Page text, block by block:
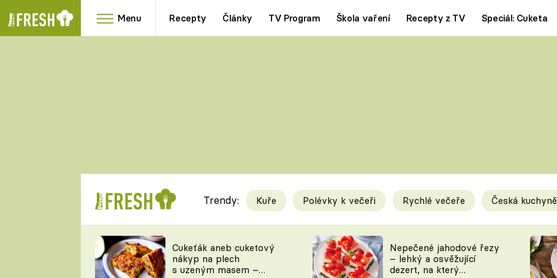
Menu Recepty Články TV Program Škola vaření Recepty z TV Speciál: Cuketa
RYCHLOVKY
Videorecepty
TEĎ VAŘÍ ŠÉF!
Tipy a triky
KAM ZA JÍDLEM
Novinky
Trendy: Kuře Polévky k večeři Rychlé večeře Česká kuchyně
Cukeťák aneb cuketový
nákyp na plech
s uzeným masem –
Nepečené jahodové řezy
– lehký a osvěžující
dezert, na který